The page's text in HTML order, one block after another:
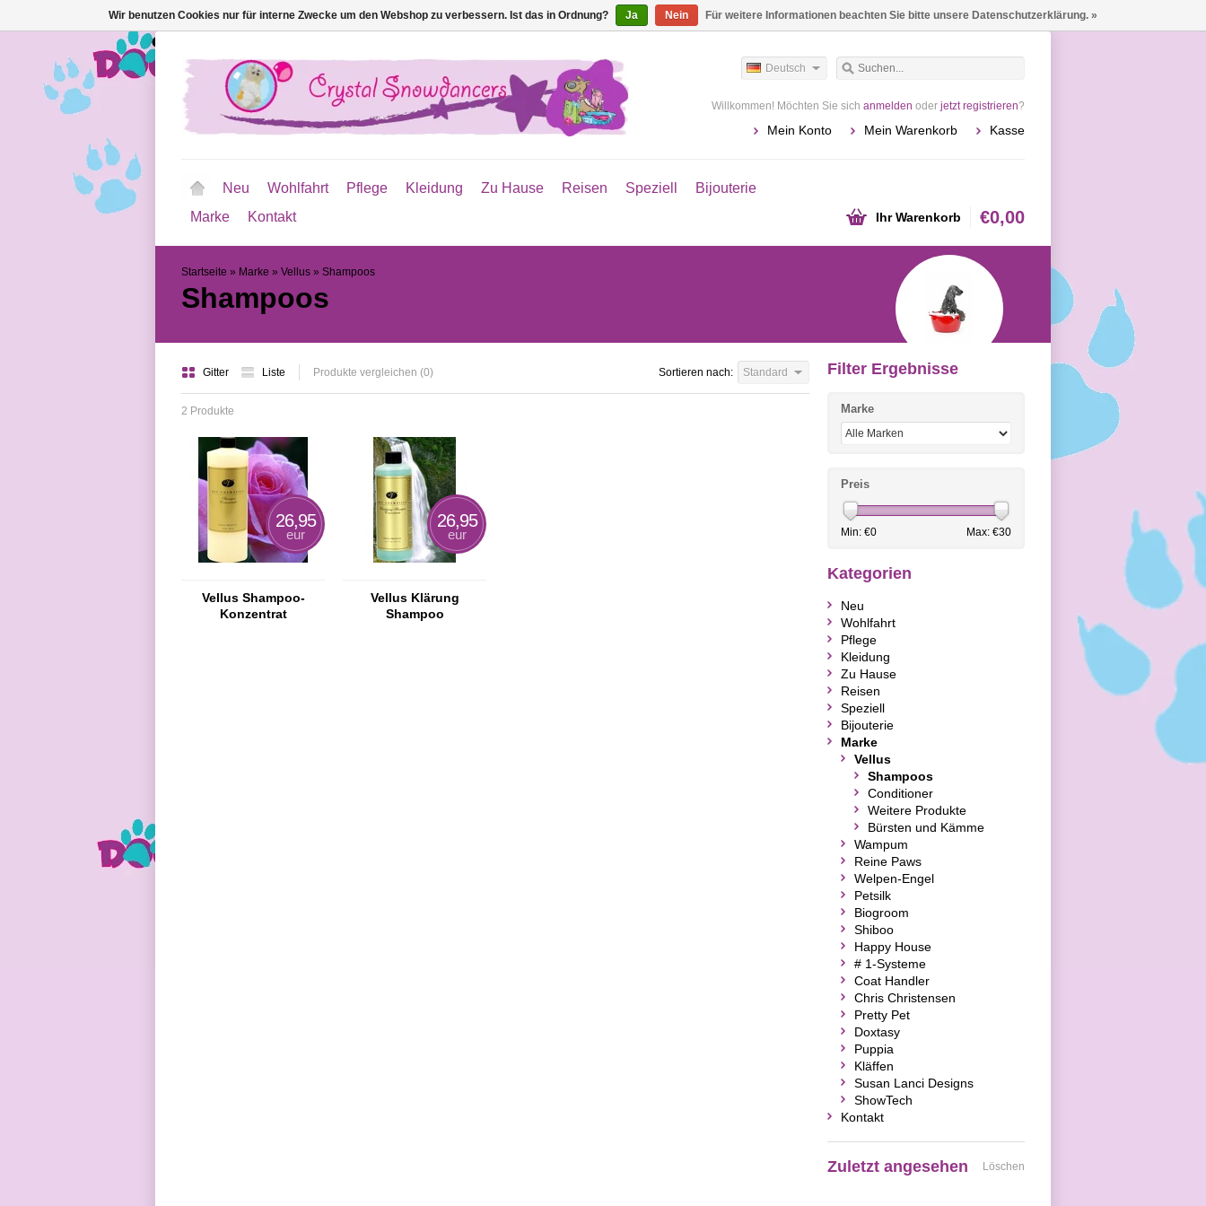
Deutsch
Willkommen! Möchten Sie sich anmelden oder jetzt registrieren?
Mein Konto Mein Warenkorb Kasse
Neu Wohlfahrt Pflege Kleidung Zu Hause Reisen Speziell
Bijouterie
Marke
Kontakt Ihr Warenkorb €0,00
Startseite » Marke » Vellus » Shampoos
Shampoos
Gitter Liste Produkte vergleichen (0) Sortieren nach: Standard
2 Produkte
26,95
eur
Vellus Shampoo-
Konzentrat
26,95
eur
Vellus Klärung
Shampoo
Filter Ergebnisse
Marke
Preis
Min: €0 Max: €30
Kategorien
Neu
Wohlfahrt
Pflege
Kleidung
Zu Hause
Reisen
Speziell
Bijouterie
Marke
Vellus
Shampoos
Conditioner
Weitere Produkte
Bürsten und Kämme
Wampum
Reine Paws
Welpen-Engel
Petsilk
Biogroom
Shiboo
Happy House
# 1-Systeme
Coat Handler
Chris Christensen
Pretty Pet
Doxtasy
Puppia
Kläffen
Susan Lanci Designs
ShowTech
Kontakt
Zuletzt angesehen Löschen
Wir benutzen Cookies nur für interne Zwecke um den Webshop zu verbessern. Ist das in Ordnung? Ja Nein Für weitere Informationen beachten Sie bitte unsere Datenschutzerklärung. »